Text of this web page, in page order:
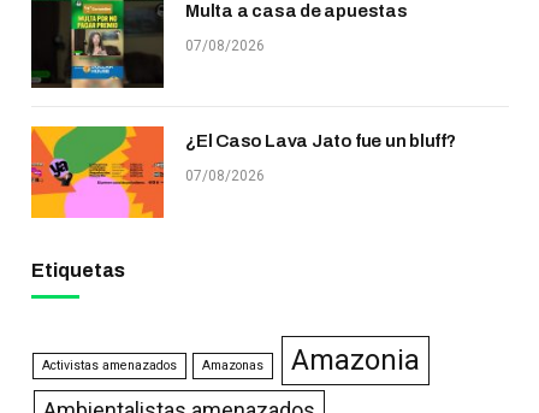
Multa a casa de apuestas
07/08/2026
¿El Caso Lava Jato fue un bluff?
07/08/2026
Etiquetas
Activistas amenazados Amazonas Amazonia